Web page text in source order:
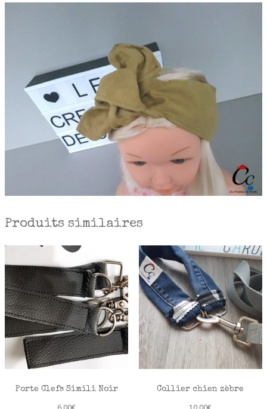
Produits similaires
Porte Clefs Simili Noir Collier chien zèbre